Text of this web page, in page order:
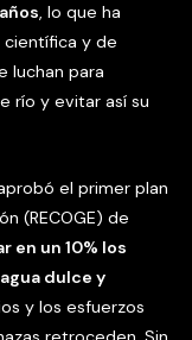
, lo que ha
científica y de
luchan para
río y evitar así su
el primer plan
(RECOGE) de
en un 10% los
dulce y
y los esfuerzos